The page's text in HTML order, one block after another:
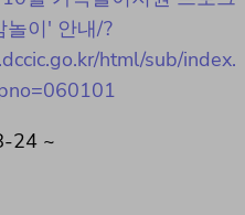
놀이' 안내/?
html/sub/index.
24 ~